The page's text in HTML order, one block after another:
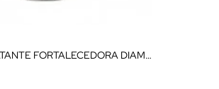
LOCIÓN HIDRATANTE FORTALECEDORA DIAMOND COCOON HYDRATING ESSENCE 200 ML NATURA BISSÉ